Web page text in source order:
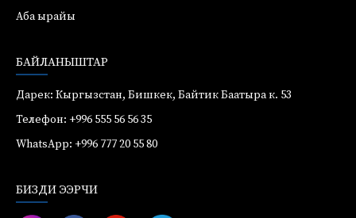
Аба ырайы
БАЙЛАНЫШТАР
Дарек: Кыргызстан, Бишкек, Байтик Баатыра к. 53
Телефон: +996 555 56 56 35
WhatsApp: +996 777 20 55 80
БИЗДИ ЭЭРЧИ